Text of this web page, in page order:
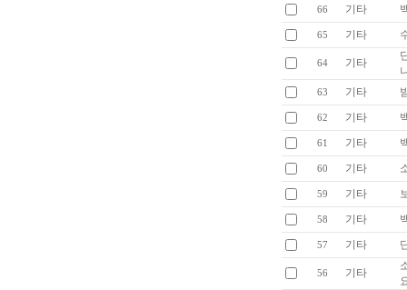
66 기타
65 기타
64 기타
63 기타
62 기타
61 기타
60 기타
59 기타
58 기타
57 기타
56 기타